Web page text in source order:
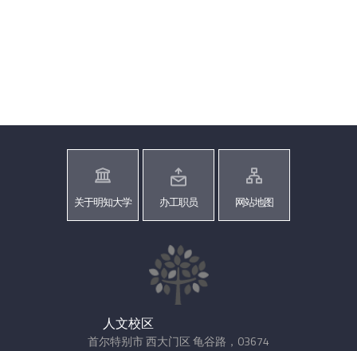
关于明知大学 办工职员 网站地图
人文校区
首尔特别市 西大门区 龟谷路，03674